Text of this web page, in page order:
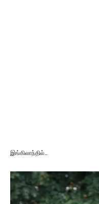
இங்கிலாந்தில்..